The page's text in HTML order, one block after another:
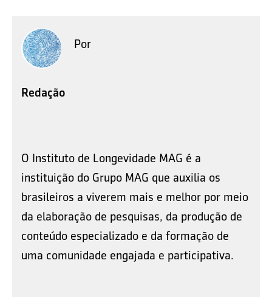
Por
Redação
O Instituto de Longevidade MAG é a
instituição do Grupo MAG que auxilia os
brasileiros a viverem mais e melhor por meio
da elaboração de pesquisas, da produção de
conteúdo especializado e da formação de
uma comunidade engajada e participativa.